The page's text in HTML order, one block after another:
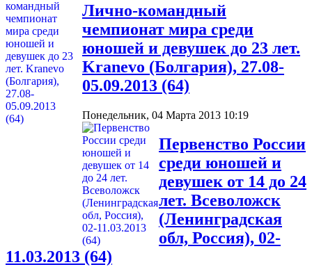
Лично-командный
чемпионат мира среди
юношей и девушек до 23 лет.
Kranevo (Болгария), 27.08-
05.09.2013 (64)
Понедельник, 04 Марта 2013 10:19
Первенство России
среди юношей и
девушек от 14 до 24
лет. Всеволожск
(Ленинградская
обл, Россия), 02-
11.03.2013 (64)